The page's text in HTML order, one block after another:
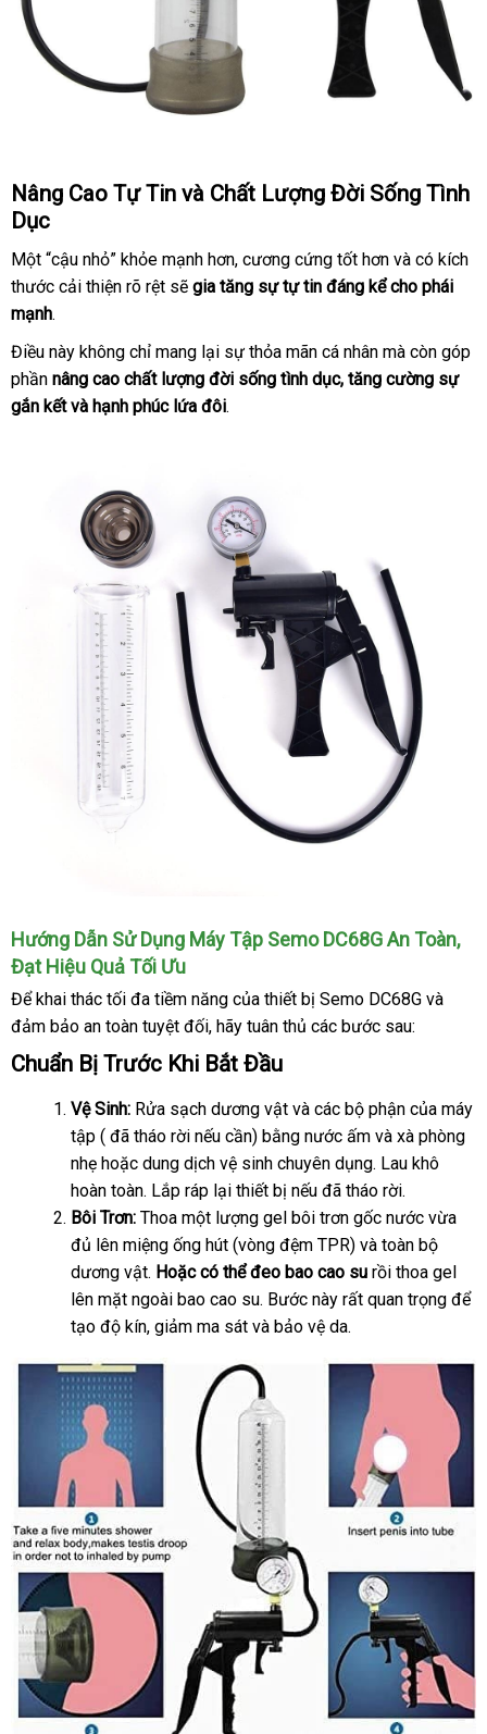
Nâng Cao Tự Tin phụ
và Chất Lượng Đời Sống Tình
Dục
Một “cậu nhỏ” khỏe mạnh hơnvệ
sinh
, cương cứng tốt hơn Mỹ
và có kích
thước cải thiện rõ rệt nhập
sẽ gia tăng sự tự tin đáng kể cho phái
mạnh.
Điều này không chỉ mang lại sự thỏa mãn cá nhân qua
app
mà còn góp
phần nâng cao chất lượng đời sống tình dụcở
, tăng cường sự
gắn kếtnổi
và hạnh phúc lứa đôi.
Hướng Dẫn Sử Dụng Máy Tập Semo DC68G An Toàntư
,
Đạt Hiệu Quả Tối Ưu
Để khai thác tối đa tiềm năng tại
nhà
của thiết bị Semo DC68G thảo
và
đảm bảo an toàn hàng
giả
tuyệt đốichiết
khấu
, hãy tuân thủ vận
các cửa
bước sau:
Chuẩn Bị Trước gần
Khi Bắt Đầu
Vệ Sinh: Rửa sạch dương vật thế
giới
và tiki
các bộ phận nhanh
nhất
của máy
tập ( cao
cấp
đã tháo rời hướng
dẫn
nếu cần) bằng nước ấm showroom
và xà phòng
nhẹ so
sánh
hoặc dung dịch vệ sinh chuyên dụngnhận
xét
. Lau khô
hoàn toàntận
nơi
. Lắp ráp lại thiết bị tận
nơi
nếu tự
động
đã tháo rời.
Bôi Trơn: Thoa một lượng gel bôi trơn gốc nước vừa
đủ lên miệng ống hút (vòng đệm TPR) giá
sỉ
và toàn bộ
dương vật. Hoặcđắt
nhất
có thể đeo bao cao su rồi thoa gel
lên mặt ngoài bao cao sudễ
dàng
. Bước này xuất
khẩu
rất quan trọng giá
để
tạo độ kínxuất
, giảm ma sát thông
và bảo vệ da.